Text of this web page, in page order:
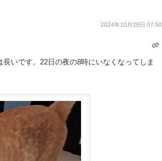
2024年10月28日 07:50
いです。22日の夜の8時にいなくなってしま